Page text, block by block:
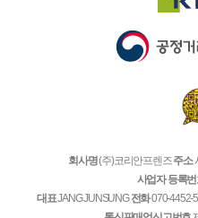
회사명(주)코리안프렌즈주소
사업자 등록
대표JANG JUNSUNG 전화070-4452-